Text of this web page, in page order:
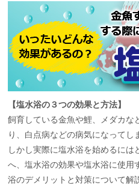
【塩水浴の３つの効果と方法】
飼育している金魚や鯉、メダカな
り、白点病などの病気になってし
しかし実際に塩水浴を始めるに
へ、塩水浴の効果や塩水浴に使用
浴のデメリットと対策について解